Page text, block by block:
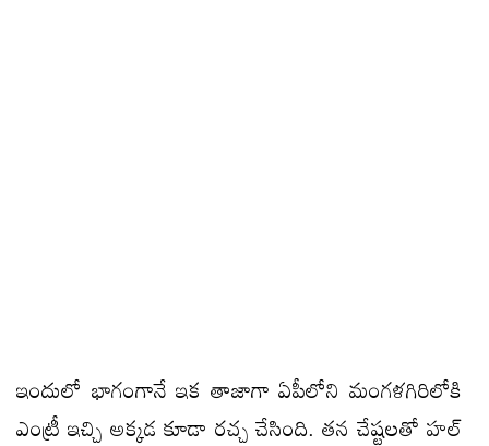
ఇందులో భాగంగానే ఇక తాజాగా ఏపీలోని మంగళగిరిలోకి
ఎంట్రీ ఇచ్చి అక్కడ కూడా రచ్చ చేసింది. తన చేష్టలతో హల్